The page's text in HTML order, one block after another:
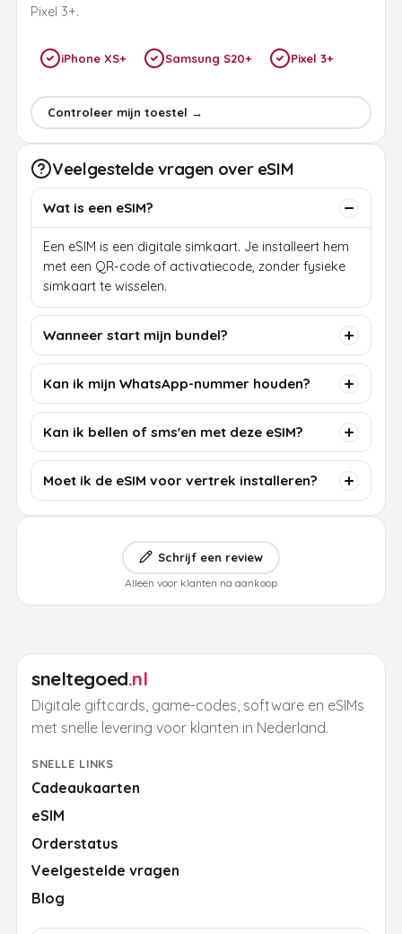
Pixel 3+.
iPhone XS+ Samsung S20+ Pixel 3+
Controleer mijn toestel →
Veelgestelde vragen over eSIM
Wat is een eSIM?
Een eSIM is een digitale simkaart. Je installeert hem
met een QR-code of activatiecode, zonder fysieke
simkaart te wisselen.
Wanneer start mijn bundel?
Kan ik mijn WhatsApp-nummer houden?
Kan ik bellen of sms'en met deze eSIM?
Moet ik de eSIM voor vertrek installeren?
Schrijf een review
Alleen voor klanten na aankoop
sneltegoed.nl
Digitale giftcards, game-codes, software en eSIMs
met snelle levering voor klanten in Nederland.
SNELLE LINKS
Cadeaukaarten
eSIM
Orderstatus
Veelgestelde vragen
Blog